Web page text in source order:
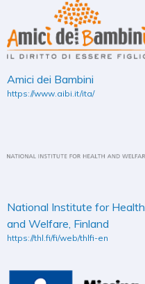
Amici dei Bambini
https://www.aibi.it/ita/
National Institute for Health
and Welfare, Finland
https://thl.fi/fi/web/thlfi-en